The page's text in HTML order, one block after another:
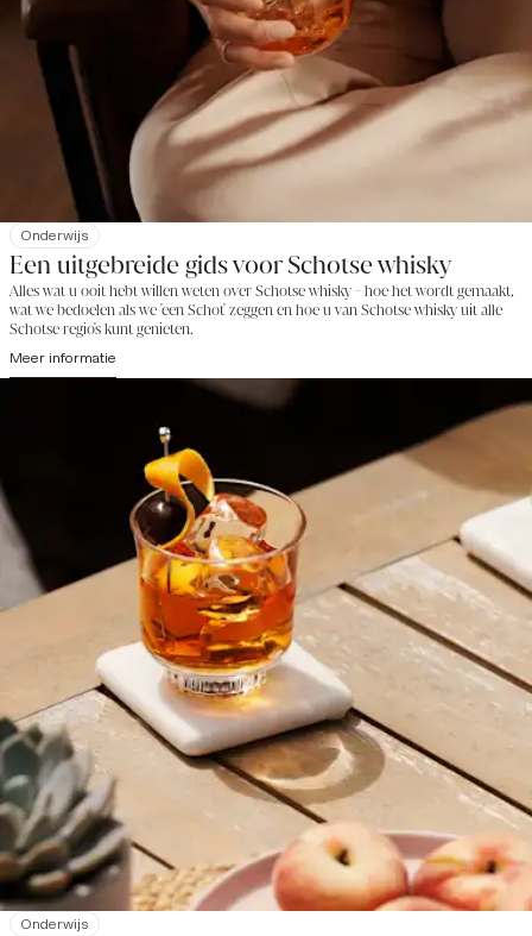
Onderwijs
Een uitgebreide gids voor Schotse whisky
Alles wat u ooit hebt willen weten over Schotse whisky - hoe het wordt gemaakt,
wat we bedoelen als we 'een Schot' zeggen en hoe u van Schotse whisky uit alle
Schotse regio's kunt genieten.
Meer informatie
Onderwijs